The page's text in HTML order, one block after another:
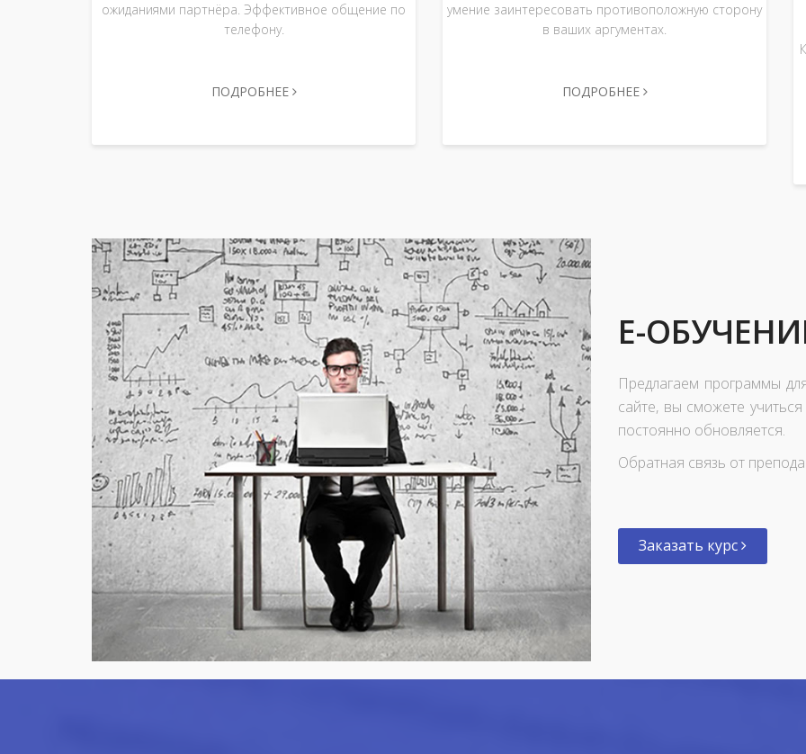
ожиданиями партнёра. Эффективное общение по
телефону.
ПОДРОБНЕЕ
умение заинтересовать противоположную сторону
в ваших аргументах.
ПОДРОБНЕЕ
E-
Предлагаем программы
сайте, вы сможете
постоянно обновляется.
Обратная связь от
Заказать курс